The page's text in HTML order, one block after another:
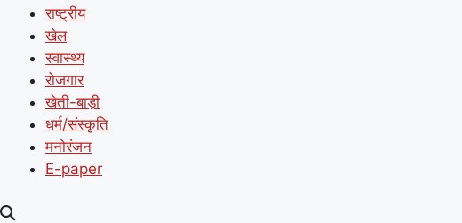
राष्ट्रीय
खेल
स्वास्थ्य
रोजगार
खेती-बाड़ी
धर्म/संस्कृति
मनोरंजन
E-paper